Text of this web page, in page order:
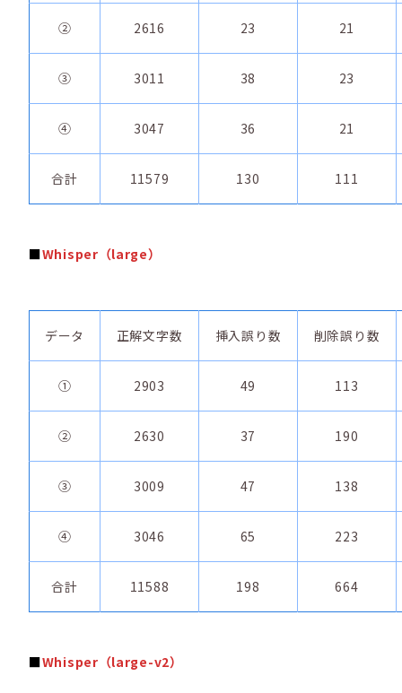
② 2616 23 21
③ 3011 38 23
④ 3047 36 21
合計 11579 130 111
■Whisper（large）
データ 正解文字数 挿入誤り数 削除誤り数
① 2903 49 113
② 2630 37 190
③ 3009 47 138
④ 3046 65 223
合計 11588 198 664
■Whisper（large-v2）